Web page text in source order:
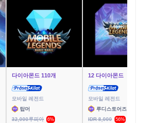
다이아몬드 110개
모바일 레전드
탑머
32,000루피아
6%
12 다이아몬드
모바일 레전드
루디스토어즈
IDR 8,000
56%